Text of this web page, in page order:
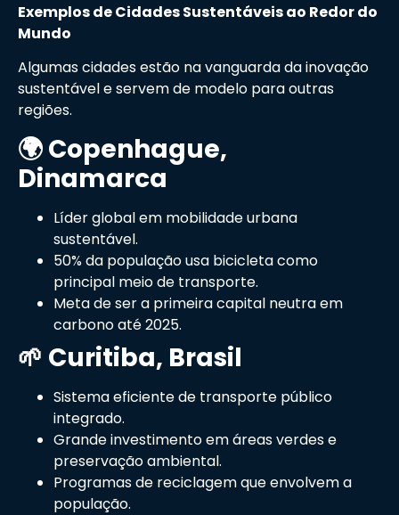
Exemplos de Cidades Sustentáveis ao Redor do
Mundo
Algumas cidades estão na vanguarda da inovação
sustentável e servem de modelo para outras
regiões.
🌍 Copenhague,
Dinamarca
Líder global em mobilidade urbana
sustentável.
50% da população usa bicicleta como
principal meio de transporte.
Meta de ser a primeira capital neutra em
carbono até 2025.
🌱 Curitiba, Brasil
Sistema eficiente de transporte público
integrado.
Grande investimento em áreas verdes e
preservação ambiental.
Programas de reciclagem que envolvem a
população.